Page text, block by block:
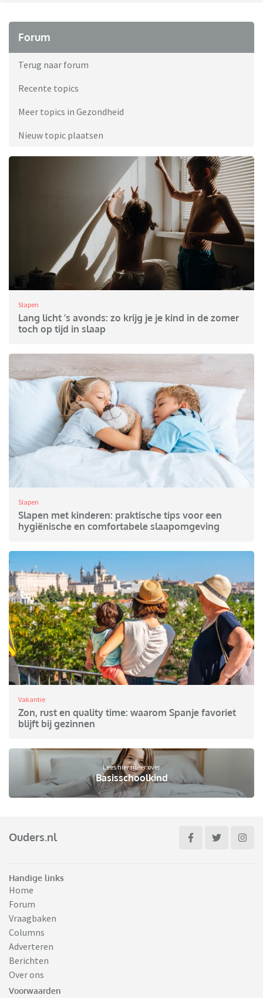
Forum
Terug naar forum
Recente topics
Meer topics in Gezondheid
Nieuw topic plaatsen
Slapen
Lang licht ’s avonds: zo krijg je je kind in de zomer
toch op tijd in slaap
Slapen
Slapen met kinderen: praktische tips voor een
hygiënische en comfortabele slaapomgeving
Vakantie
Zon, rust en quality time: waarom Spanje favoriet
blijft bij gezinnen
Lees hier meer over
Basisschoolkind
Ouders.nl
Handige links
Home
Forum
Vraagbaken
Columns
Adverteren
Berichten
Over ons
Voorwaarden